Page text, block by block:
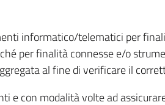
informatico/telematici per
per finalità connesse e/o
al fine di verificare il
e con modalità volte ad